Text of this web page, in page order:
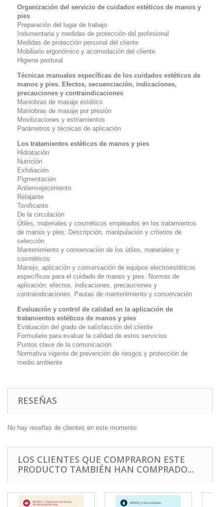
Organización del servicio de cuidados estéticos de manos y
pies
Preparación del lugar de trabajo
Indumentaria y medidas de protección del profesional
Medidas de protección personal del cliente
Mobiliario ergonómico y acomodación del cliente
Higiene postural
Técnicas manuales específicas de los cuidados estéticos de
manos y pies. Efectos, secuenciación, indicaciones,
precauciones y contraindicaciones
Maniobras de masaje estético
Maniobras de masaje por presión
Movilizaciones y estiramientos
Parámetros y técnicas de aplicación
Los tratamientos estéticos de manos y pies
Hidratación
Nutrición
Exfoliación
Pigmentación
Antienvejecimiento
Relajante
Tonificante
De la circulación
Útiles, materiales y cosméticos empleados en los tratamientos
de manos y pies: Descripción, manipulación y criterios de
selección
Mantenimiento y conservación de los útiles, materiales y
cosméticos
Manejo, aplicación y conservación de equipos electroestéticos
específicos para el cuidado de manos y pies. Normas de
aplicación: efectos, indicaciones, precauciones y
contraindicaciones. Pautas de mantenimiento y conservación
Evaluación y control de calidad en la aplicación de
tratamientos estéticos de manos y pies
Evaluación del grado de satisfacción del cliente
Formulario para evaluar la calidad de estos servicios
Puntos clave de la comunicación
Normativa vigente de prevención de riesgos y protección de
medio ambiente
RESEÑAS
No hay reseñas de clientes en este momento.
LOS CLIENTES QUE COMPRARON ESTE
PRODUCTO TAMBIÉN HAN COMPRADO...